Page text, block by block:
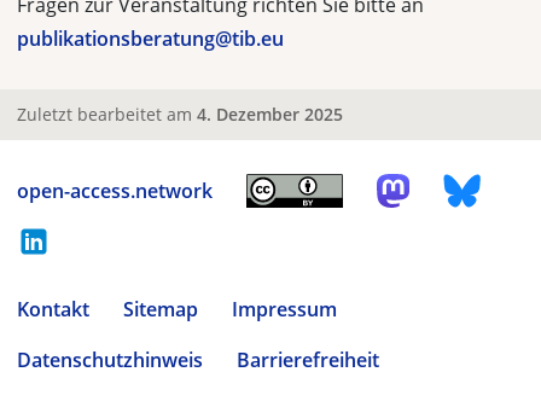
publikationsberatung@tib.eu
Zuletzt bearbeitet am 4. Dezember 2025
open-access.network
Kontakt Sitemap
Impressum
Datenschutzhinweis
Barrierefreiheit